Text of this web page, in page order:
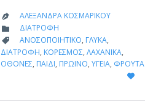
 ΑΛΕΞΆΝΔΡΑ ΚΟΣΜΑΡΊΚΟΥ
 CATEGORY
ΔΙΑΤΡΟΦΉ
 CATEGORY
ΑΝΟΣΟΠΟΙΗΤΙΚΌ, ΓΛΥΚΆ,
ΔΙΑΤΡΟΦΉ, ΚΟΡΕΣΜΌΣ, ΛΑΧΑΝΙΚΆ,
ΟΘΌΝΕΣ, ΠΑΙΔΊ, ΠΡΩΙΝΌ, ΥΓΕΊΑ, ΦΡΟΎΤΑ
